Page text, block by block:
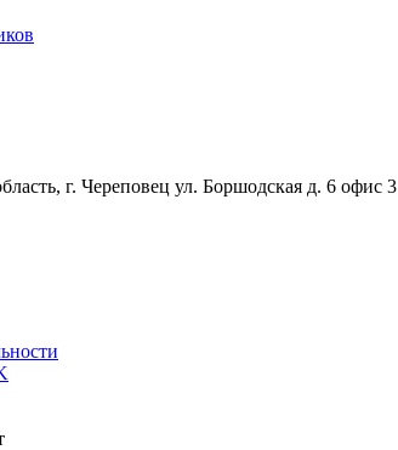
г. Череповец ул. Боршодская д. 6 офис 3